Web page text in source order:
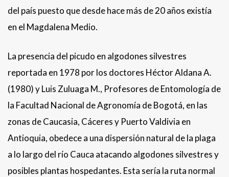
del país puesto que desde hace más de 20 años existía
en el Magdalena Medio.
La presencia del picudo en algodones silvestres
reportada en 1978 por los doctores Héctor Aldana A.
(1980) y Luis Zuluaga M., Profesores de Entomología de
la Facultad Nacional de Agronomía de Bogotá, en las
zonas de Caucasia, Cáceres y Puerto Valdivia en
Antioquia, obedece a una dispersión natural de la plaga
a lo largo del río Cauca atacando algodones silvestres y
posibles plantas hospedantes. Esta sería la ruta normal